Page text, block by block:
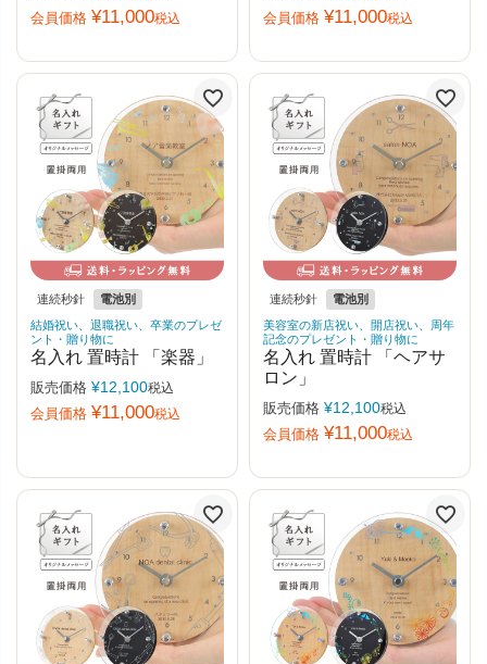
会員価格 ¥11,000税込 会員価格 ¥11,000税込
連続秒針
電池別
結婚祝い、退職祝い、卒業のプレゼ
ント・贈り物に
名入れ 置時計 「楽器」
販売価格 ¥12,100税込
会員価格 ¥11,000税込
連続秒針
電池別
美容室の新店祝い、開店祝い、周年
記念のプレゼント・贈り物に
名入れ 置時計 「ヘアサ
ロン」
販売価格 ¥12,100税込
会員価格 ¥11,000税込